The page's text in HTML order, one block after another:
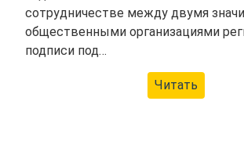
сотрудничестве между двумя
общественными организациями
подписи под…
Читать